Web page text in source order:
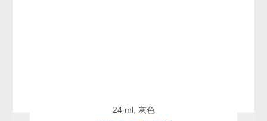
24 ml, 灰色